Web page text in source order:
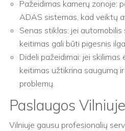
Pažeidimas kamerų zonoje:
ADAS sistemas, kad veiktų
Senas stiklas: jei
keitimas gali būti pigesnis
Dideli pažeidimai: jei skilimas
keitimas užtikrina saugumą
problemų.
Paslaugos Vilniuje
Vilniuje gausu profesionalių